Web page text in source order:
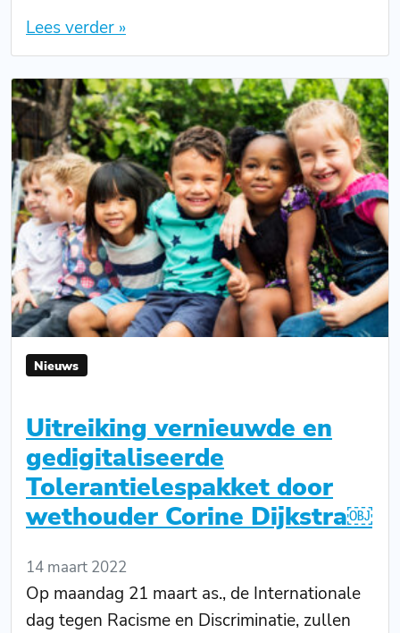
Lees verder »
Nieuws
Uitreiking vernieuwde en
gedigitaliseerde
Tolerantielespakket door
wethouder Corine Dijkstra￼
14 maart 2022
Op maandag 21 maart as., de Internationale
dag tegen Racisme en Discriminatie, zullen